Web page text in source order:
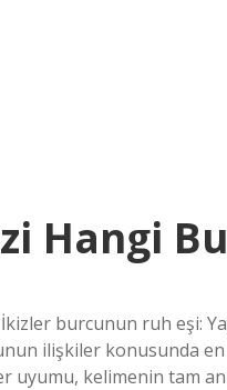
Hangi
burcunun ruh eşi:
ilişkiler konusunda en
uyumu, kelimenin tam